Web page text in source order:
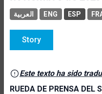
العربية ENG ESP
Story
Este texto ha sido
RUEDA DE PRENSA DEL